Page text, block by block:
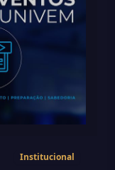
Institucional